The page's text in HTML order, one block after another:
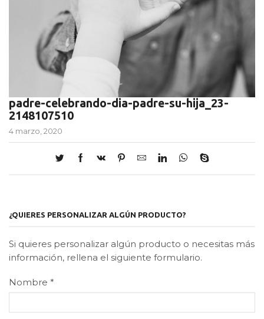
padre-celebrando-dia-padre-su-hija_23-
2148107510
4 marzo, 2020
¿QUIERES PERSONALIZAR ALGÚN PRODUCTO?
Si quieres personalizar algún producto o necesitas más
información, rellena el siguiente formulario.
Nombre *